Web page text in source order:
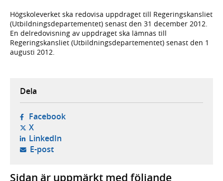
Högskoleverket ska redovisa uppdraget till Regeringskansliet
(Utbildningsdepartementet) senast den 31 december 2012.
En delredovisning av uppdraget ska lämnas till
Regeringskansliet (Utbildningsdepartementet) senast den 1
augusti 2012.
Dela
Facebook- öppnas i ny flik, extern webbplats,
X- öppnas i ny flik, extern webbplats,
LinkedIn- öppnas i ny flik, extern webbplats,
E-post- öppnar din e-postklient,
Sidan är uppmärkt med följande